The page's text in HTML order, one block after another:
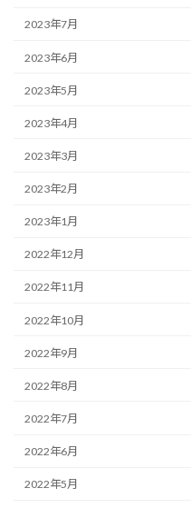
2023年7月
2023年6月
2023年5月
2023年4月
2023年3月
2023年2月
2023年1月
2022年12月
2022年11月
2022年10月
2022年9月
2022年8月
2022年7月
2022年6月
2022年5月